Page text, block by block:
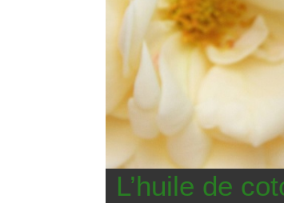
L’huile de